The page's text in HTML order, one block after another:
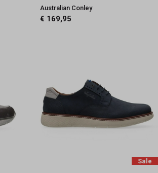
Australian Conley
€ 169,95
Sale